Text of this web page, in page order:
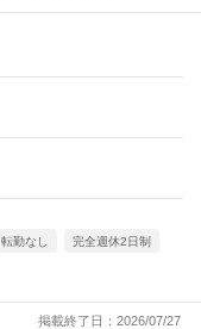
転勤なし 完全週休2日制
掲載終了日：2026/07/27